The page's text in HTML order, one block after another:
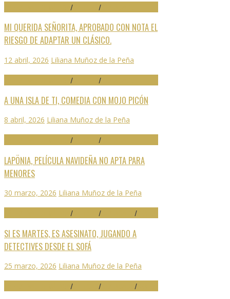
/ /
MI QUERIDA SEÑORITA, APROBADO CON NOTA EL
RIESGO DE ADAPTAR UN CLÁSICO.
12 abril, 2026 Liliana Muñoz de la Peña
/ /
A UNA ISLA DE TI, COMEDIA CON MOJO PICÓN
8 abril, 2026 Liliana Muñoz de la Peña
/ /
LAPÖNIA, PELÍCULA NAVIDEÑA NO APTA PARA
MENORES
30 marzo, 2026 Liliana Muñoz de la Peña
/ / /
SI ES MARTES, ES ASESINATO, JUGANDO A
DETECTIVES DESDE EL SOFÁ
25 marzo, 2026 Liliana Muñoz de la Peña
/ / /